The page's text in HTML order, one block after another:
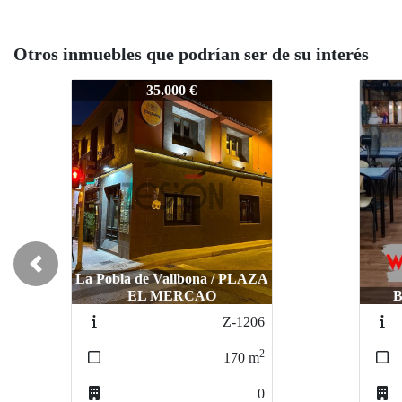
Otros inmuebles que podrían ser de su interés
Z1148
35.000 €
Burjassot / CENTRO
Z-016
140m2
1
Z1148
Z1148 35.000 €
Burjassot / CENTRO
Z-016
140m2
1
Previous